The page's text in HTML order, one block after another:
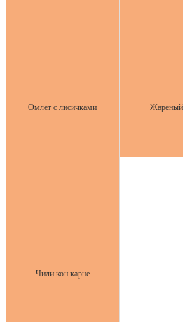
Омлет с лисичками Жареный
Чили кон карне